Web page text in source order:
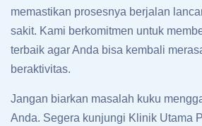
memastikan prosesnya berjalan
sakit. Kami berkomitmen untuk
terbaik agar Anda bisa kembali
beraktivitas.
Jangan biarkan masalah kuku
Anda. Segera kunjungi Klinik Utama